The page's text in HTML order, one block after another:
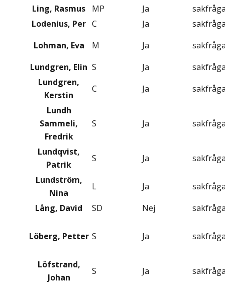
Ling, Rasmus
MP Ja
Lodenius, Per C Ja
Lohman, Eva
M Ja
Lundgren, Elin S Ja
Lundgren,
Kerstin
C Ja
Lundh
Sammeli,
Fredrik
S Ja
Lundqvist,
Patrik
S Ja
Lundström,
Nina
L Ja
Lång, David
SD Nej
Löberg, Petter S Ja
Löfstrand,
Johan
S Ja